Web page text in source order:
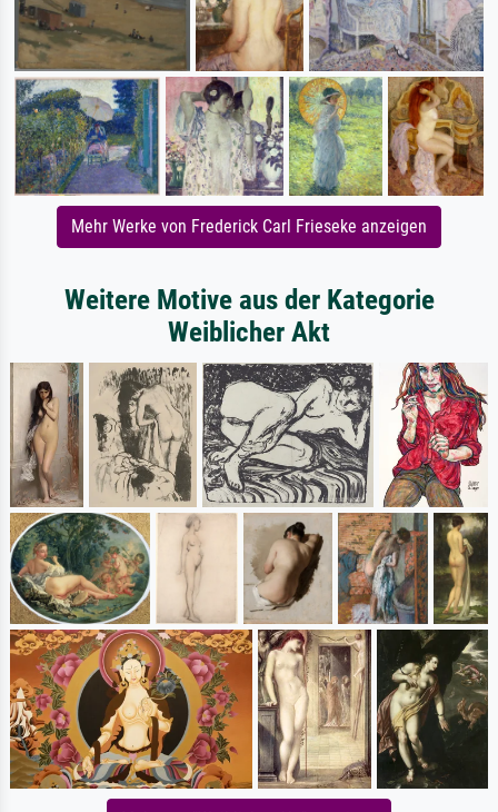
Mehr Werke von Frederick Carl Frieseke anzeigen
Weitere Motive aus der Kategorie
Weiblicher Akt